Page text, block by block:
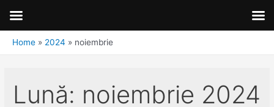
Home 2024 noiembrie
Lună: noiembrie 2024